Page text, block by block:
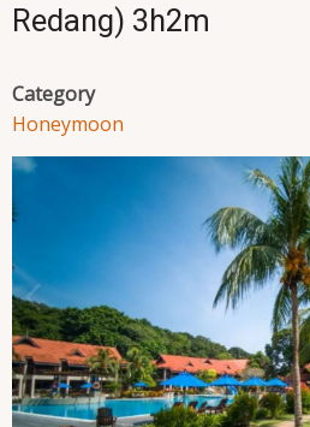
Redang) 3h2m
Category
Honeymoon